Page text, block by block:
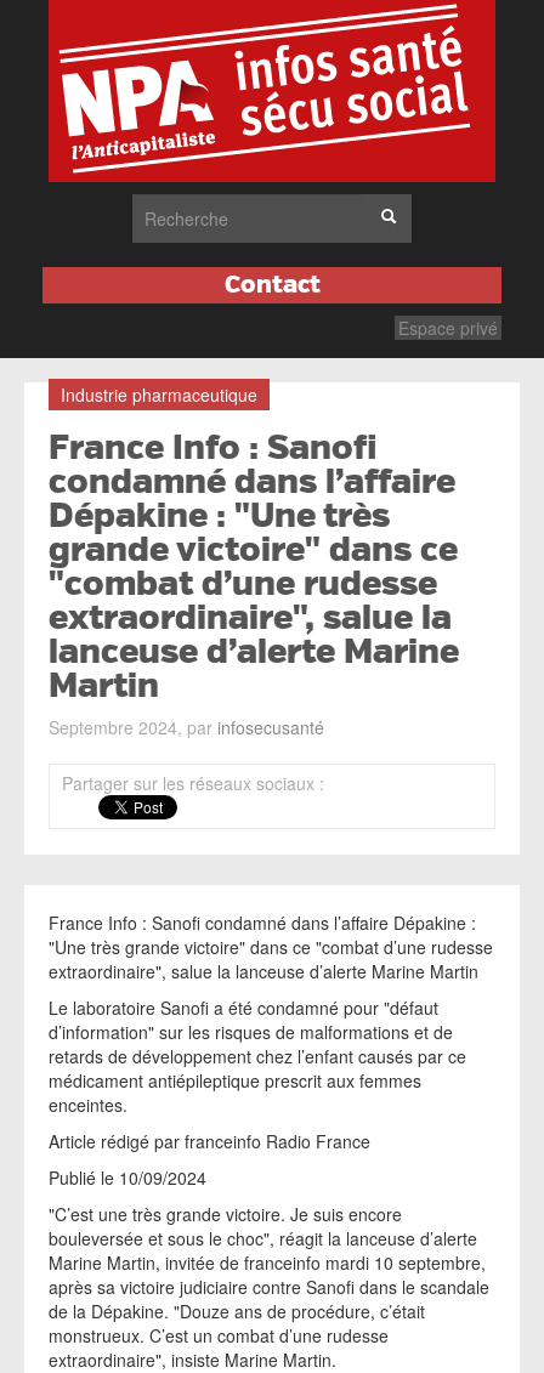
Contact
Espace privé
Industrie pharmaceutique
France Info : Sanofi
condamné dans l’affaire
Dépakine : "Une très
grande victoire" dans ce
"combat d’une rudesse
extraordinaire", salue la
lanceuse d’alerte Marine
Martin
Septembre 2024, par infosecusanté
Partager sur les réseaux sociaux :
France Info : Sanofi condamné dans l’affaire Dépakine :
"Une très grande victoire" dans ce "combat d’une rudesse
extraordinaire", salue la lanceuse d’alerte Marine Martin
Le laboratoire Sanofi a été condamné pour "défaut
d’information" sur les risques de malformations et de
retards de développement chez l’enfant causés par ce
médicament antiépileptique prescrit aux femmes
enceintes.
Article rédigé par franceinfo Radio France
Publié le 10/09/2024
"C’est une très grande victoire. Je suis encore
bouleversée et sous le choc", réagit la lanceuse d’alerte
Marine Martin, invitée de franceinfo mardi 10 septembre,
après sa victoire judiciaire contre Sanofi dans le scandale
de la Dépakine. "Douze ans de procédure, c’était
monstrueux. C’est un combat d’une rudesse
extraordinaire", insiste Marine Martin.